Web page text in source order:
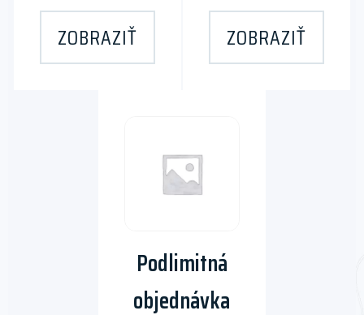
ZOBRAZIŤ ZOBRAZIŤ
Podlimitná
objednávka